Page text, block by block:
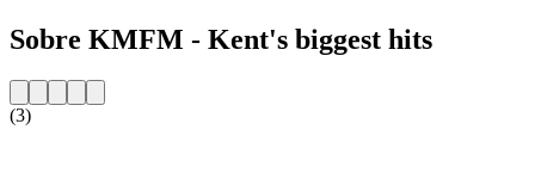
Sobre KMFM - Kent's biggest hits
(3)